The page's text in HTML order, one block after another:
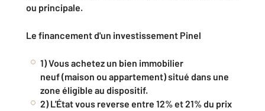
ou principale.
Le financement d'un investissement Pinel
1) Vous achetez un bien immobilier
neuf (maison ou appartement) situé dans une
zone éligible au dispositif.
2) L'État vous reverse entre 12% et 21% du prix